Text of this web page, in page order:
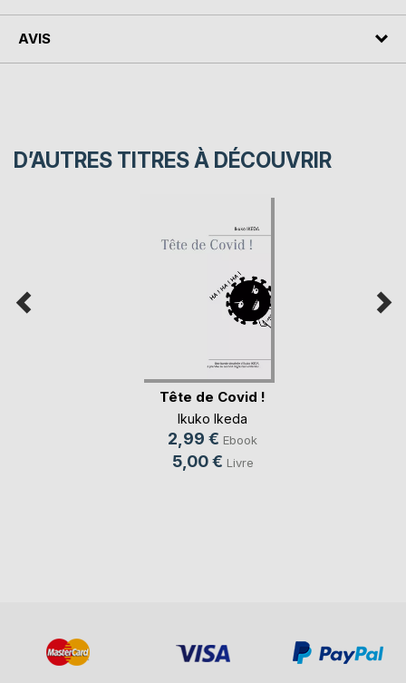
AVIS
D’AUTRES TITRES À DÉCOUVRIR
Tête de Covid !
Ikuko Ikeda
2,99 € Ebook
5,00 € Livre